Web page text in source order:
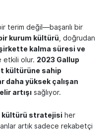
terim değil—başarılı bir
kurum kültürü, doğrudan
şirkette kalma süresi ve
etkili olur. 2023 Gallup
kültürüne sahip
daha yüksek çalışan
artışı sağlıyor.
kültürü stratejisi her
artık sadece rekabetçi